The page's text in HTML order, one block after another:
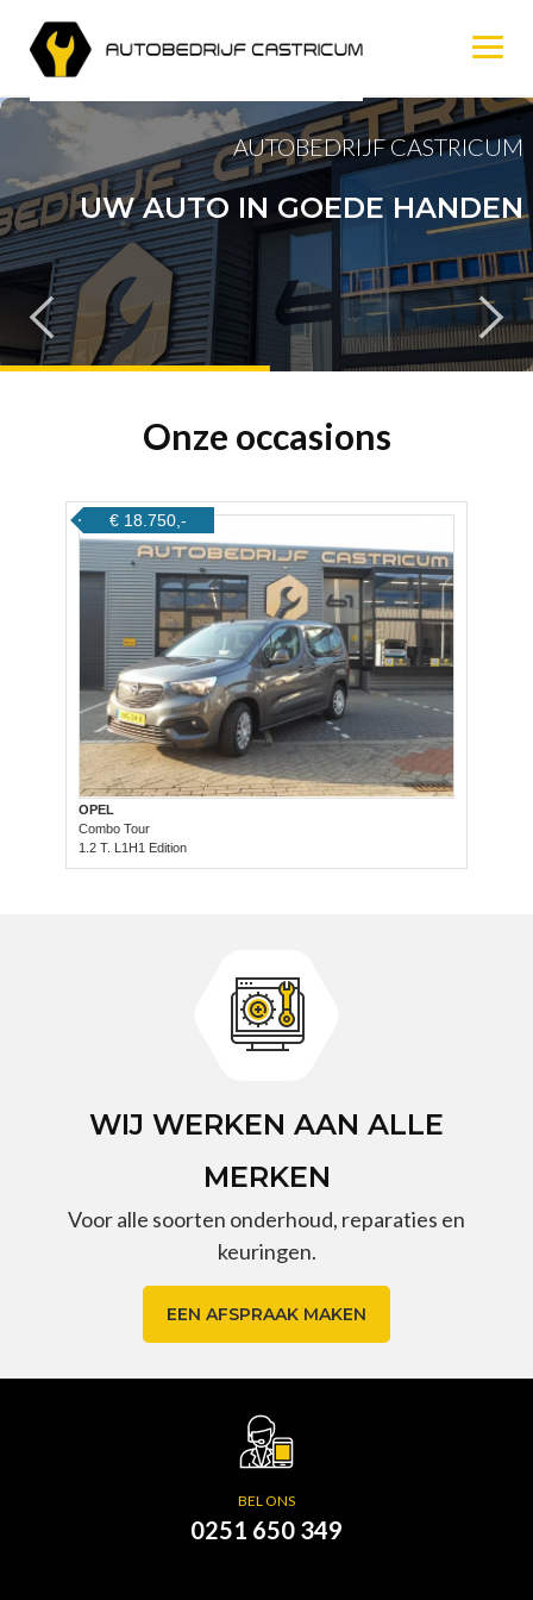
content
AUTOBEDRIJF CASTRICUM
UW AUTO IN GOEDE HANDEN
Onze occasions
€ 18.750,-
OPEL
Combo Tour
1.2 T. L1H1 Edition
WIJ WERKEN AAN ALLE
MERKEN
Voor alle soorten onderhoud, reparaties en
keuringen.
EEN AFSPRAAK MAKEN
BEL ONS
0251 650 349